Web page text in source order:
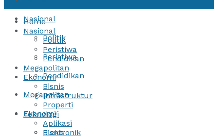
Nasional
Politik
Peristiwa
Pendidikan
Megapolitan
Ekonomi
Bisnis
Home
Nasional
Politik
Peristiwa
Pendidikan
Megapolitan
Ekonomi
Bisnis
Infrastruktur
Properti
Teknologi
Aplikasi
Elektronik